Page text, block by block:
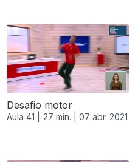
Desafio motor
Aula 41 | 27 min. | 07 abr. 2021